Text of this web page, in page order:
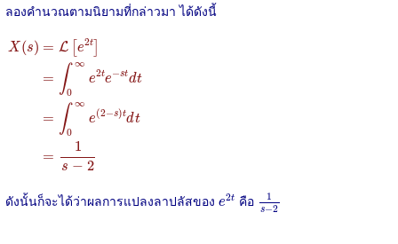
ลองคำนวณตามนิยามที่กล่าวมา ได้ดังนี้
X (s) = L e2t
= ∫
∞
0
e2te−stdt
= ∫
∞
0
e(2−s)tdt
=
1
s − 2
X(s = 2 t] =∫0
ดังนั้นก็จะได้ว่าผลการแปลงลาปลัสของ e2t
e2 คือ 1
s−2
s